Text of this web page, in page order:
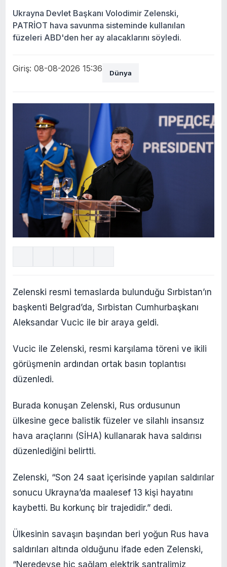
Ukrayna Devlet Başkanı Volodimir Zelenski,
PATRİOT hava savunma sisteminde kullanılan
füzeleri ABD'den her ay alacaklarını söyledi.
Giriş: 08-08-2026 15:36 Dünya
Zelenski resmi temaslarda bulunduğu Sırbistan’ın
başkenti Belgrad’da, Sırbistan Cumhurbaşkanı
Aleksandar Vucic ile bir araya geldi.
Vucic ile Zelenski, resmi karşılama töreni ve ikili
görüşmenin ardından ortak basın toplantısı
düzenledi.
Burada konuşan Zelenski, Rus ordusunun
ülkesine gece balistik füzeler ve silahlı insansız
hava araçlarını (SİHA) kullanarak hava saldırısı
düzenlediğini belirtti.
Zelenski, “Son 24 saat içerisinde yapılan saldırılar
sonucu Ukrayna’da maalesef 13 kişi hayatını
kaybetti. Bu korkunç bir trajedidir.” dedi.
Ülkesinin savaşın başından beri yoğun Rus hava
saldırıları altında olduğunu ifade eden Zelenski,
“Neredeyse hiç sağlam elektrik santralimiz